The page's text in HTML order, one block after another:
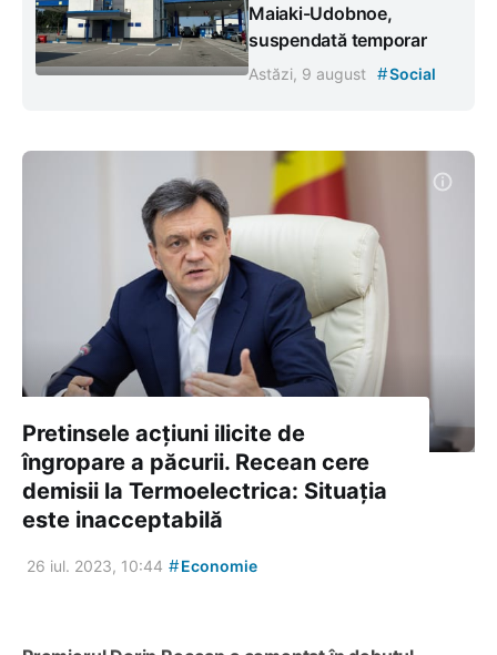
Maiaki-Udobnoe,
suspendată temporar
Astăzi, 9 august #Social
Pretinsele acțiuni ilicite de
îngropare a păcurii. Recean cere
demisii la Termoelectrica: Situația
este inacceptabilă
26 iul. 2023, 10:44 #Economie